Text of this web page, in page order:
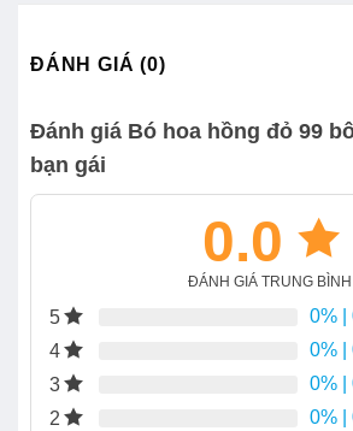
ĐÁNH GIÁ (0)
Đánh giá Bó hoa hồng đỏ 99
bạn gái
0.0
ĐÁNH GIÁ TRUNG BÌNH
5 0%
4
0%
3
0%
2
0%